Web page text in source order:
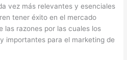
vez más relevantes y esenciales
tener éxito en el mercado
las razones por las cuales los
importantes para el marketing de